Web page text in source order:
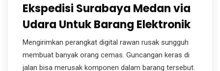
Ekspedisi Surabaya Medan via
Udara Untuk Barang Elektronik
Mengirimkan perangkat digital rawan rusak sungguh
membuat banyak orang cemas. Guncangan keras di
jalan bisa merusak komponen dalam barang tersebut.